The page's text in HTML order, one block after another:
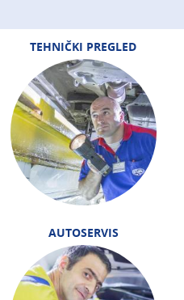
TEHNIČKI PREGLED
AUTOSERVIS